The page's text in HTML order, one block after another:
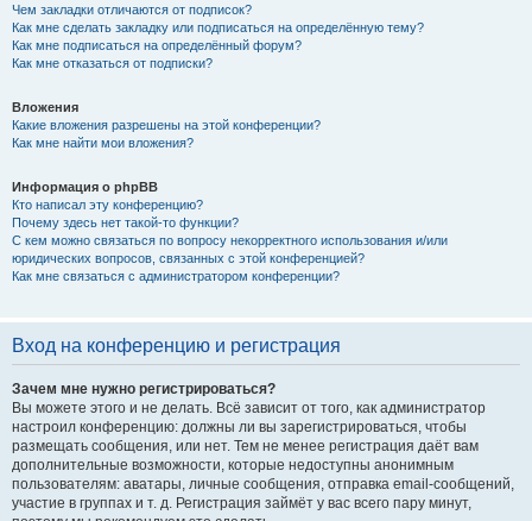
Чем закладки отличаются от подписок?
Как мне сделать закладку или подписаться на определённую тему?
Как мне подписаться на определённый форум?
Как мне отказаться от подписки?
Вложения
Какие вложения разрешены на этой конференции?
Как мне найти мои вложения?
Информация о phpBB
Кто написал эту конференцию?
Почему здесь нет такой-то функции?
С кем можно связаться по вопросу некорректного использования и/или
юридических вопросов, связанных с этой конференцией?
Как мне связаться с администратором конференции?
Вход на конференцию и регистрация
Зачем мне нужно регистрироваться?
Вы можете этого и не делать. Всё зависит от того, как администратор
настроил конференцию: должны ли вы зарегистрироваться, чтобы
размещать сообщения, или нет. Тем не менее регистрация даёт вам
дополнительные возможности, которые недоступны анонимным
пользователям: аватары, личные сообщения, отправка email-сообщений,
участие в группах и т. д. Регистрация займёт у вас всего пару минут,